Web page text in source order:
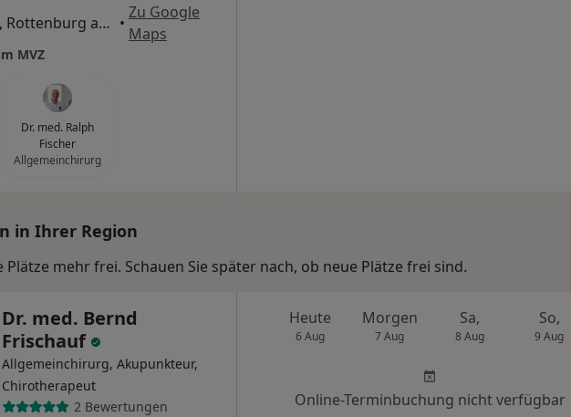
Winghoferstr. 42, Rottenburg am Neckar •
Zu Google
Maps
MVZ
Dr. med. Ralph
Fischer
Allgemeinchirurg
in Ihrer Region
mehr frei. Schauen Sie später nach, ob neue Plätze frei sind.
Dr. med. Bernd
Frischauf
Allgemeinchirurg, Akupunkteur,
Chirotherapeut
2 Bewertungen
Heute
6 Aug
Morgen
7 Aug
Sa,
8 Aug
So,
9 Aug
Online-Terminbuchung nicht verfügbar